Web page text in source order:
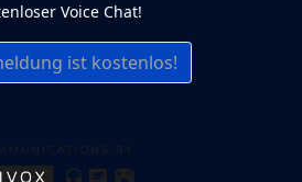
Voice Chat!
ist kostenlos!